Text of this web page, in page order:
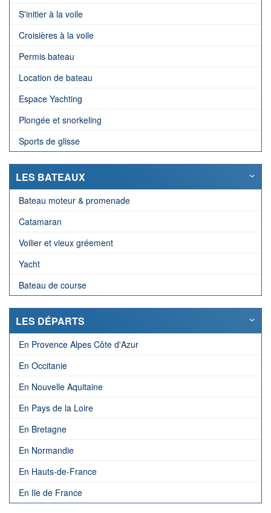
S'initier à la voile
Croisières à la voile
Permis bateau
Location de bateau
Espace Yachting
Plongée et snorkeling
Sports de glisse
LES BATEAUX
Bateau moteur & promenade
Catamaran
Voilier et vieux gréement
Yacht
Bateau de course
LES DÉPARTS
En Provence Alpes Côte d'Azur
En Occitanie
En Nouvelle Aquitaine
En Pays de la Loire
En Bretagne
En Normandie
En Hauts-de-France
En Ile de France